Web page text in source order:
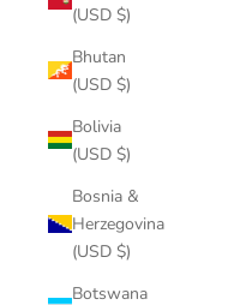
(USD $)
Bhutan
(USD $)
Bolivia
(USD $)
Bosnia &
Herzegovina
(USD $)
Botswana